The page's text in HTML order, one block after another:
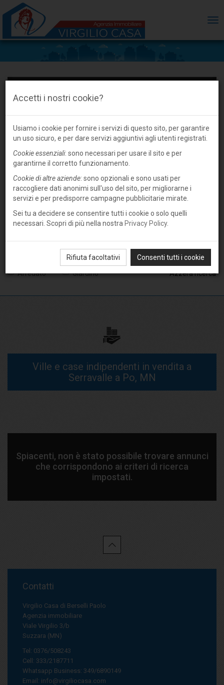
Accetti i nostri cookie?
Usiamo i cookie per fornire i servizi di questo sito, per garantire
un uso sicuro, e per dare servizi aggiuntivi agli utenti registrati.
Cookie essenziali: sono necessari per usare il sito e per
garantirne il corretto funzionamento.
Cookie di altre aziende: sono opzionali e sono usati per
raccogliere dati anonimi sull'uso del sito, per migliorarne i
servizi e per predisporre campagne pubblicitarie mirate.
Sei tu a decidere se consentire tutti i cookie o solo quelli
necessari. Scopri di più nella nostra Privacy Policy.
Rifiuta facoltativi Consenti tutti i cookie
Arredato Giardino Azzera ricerca
Ville e case indipendenti in vendita a
Serravalle a Po, MN
Spiacenti, non è stato possibile trovare annunci
che corrispondono ai criteri di ricerca
impostati.
Contatti
Virgilio Casa di Berselli Paolo
Agenzia immobiliare
Viale Virgilio 3/b
Suzzara (MN)
Tel: 0376/508243
Cell: 333/2187711
Whatsapp Business: 349/6890149
Email: info@virgiliocasa.com